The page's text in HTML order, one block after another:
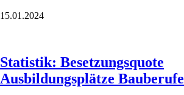
15.01.2024
Statistik: Besetzungsquote
Ausbildungsplätze Bauberufe